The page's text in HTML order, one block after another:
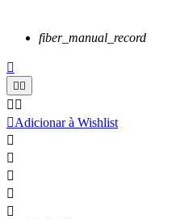
fiber_manual_record

 
 
Adicionar à Wishlist




